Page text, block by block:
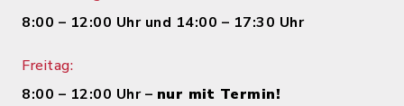
8:00 – 12:00 Uhr und 14:00 – 17:30 Uhr
Freitag:
8:00 – 12:00 Uhr – nur mit Termin!